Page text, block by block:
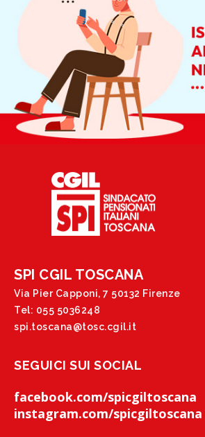
SPI CGIL TOSCANA
Via Pier Capponi, 7 50132 Firenze
Tel: 055 5036248
spi.toscana@tosc.cgil.it
SEGUICI SUI SOCIAL
facebook.com/spicgiltoscana
instagram.com/spicgiltoscana